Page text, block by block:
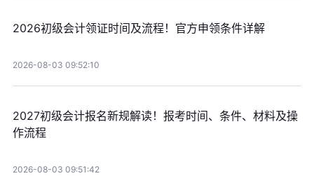
2026初级会计领证时间及流程！官方申领条件详解
2026-08-03 09:52:10
2027初级会计报名新规解读！报考时间、条件、材料及操
作流程
2026-08-03 09:51:42